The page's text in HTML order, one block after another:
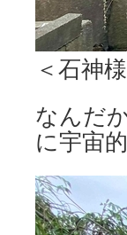
＜石神
なんだ
に宇宙